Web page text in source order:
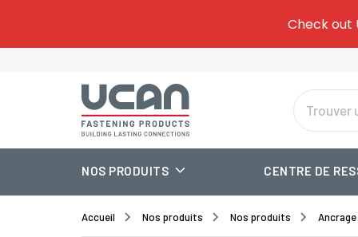
NOS PRODUITS CENTRE DE
Accueil Nos produits Nos produits
Check out